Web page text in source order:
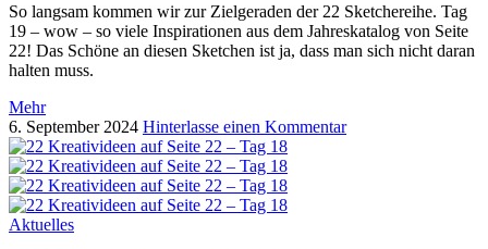
So langsam kommen wir zur Zielgeraden der 22 Sketchereihe. Tag
19 – wow – so viele Inspirationen aus dem Jahreskatalog von Seite
22! Das Schöne an diesen Sketchen ist ja, dass man sich nicht daran
halten muss.
Mehr
6. September 2024 Hinterlasse einen Kommentar
Aktuelles